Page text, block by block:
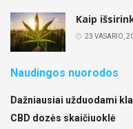
Kaip
23 VASARIO,
Naudingos nuorodos
Dažniausiai užduodami
CBD dozės skaičiuoklė